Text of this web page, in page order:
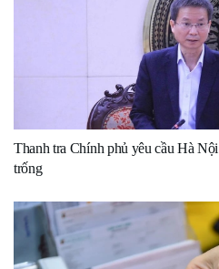
Thanh tra Chính phủ yêu cầu Hà
trống